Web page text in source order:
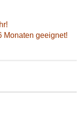
Monaten geeignet!